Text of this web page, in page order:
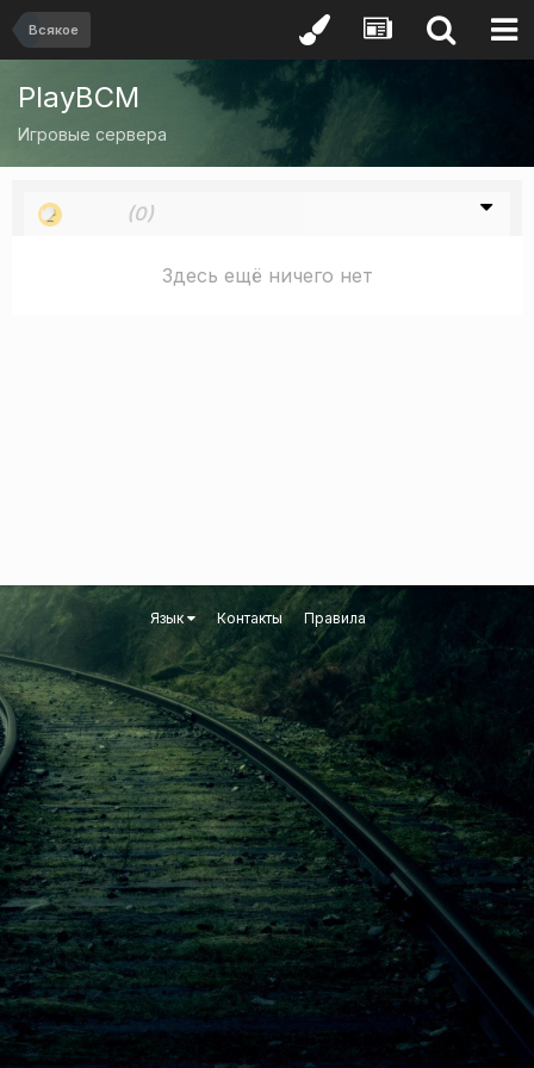
Всякое
PlayBCM
Игровые сервера
(0)
Здесь ещё ничего нет
Язык Контакты Правила